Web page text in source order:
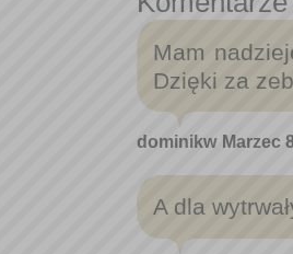
Mam
Dzięki za
dominikw Marzec
A dla